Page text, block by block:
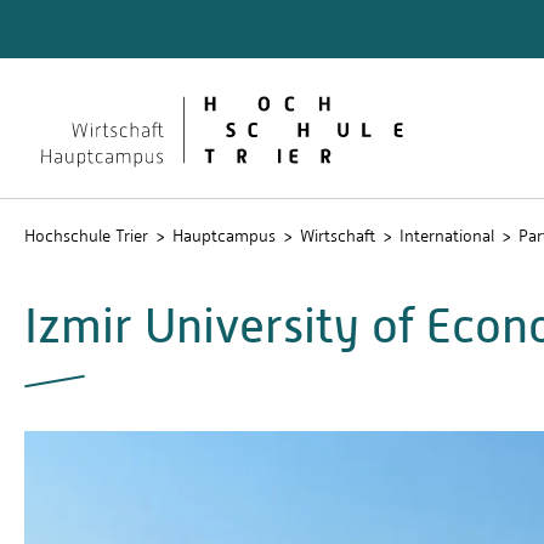
Hochschule Trier Hauptcampus Wirtschaft International
Izmir University of